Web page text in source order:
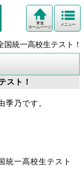
メニュー
東進
ホームページ
国統一高校生テスト！
スト！
季乃です。
統一高校生テスト